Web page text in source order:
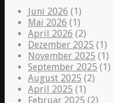
Juni 2026 (1)
Mai 2026 (1)
April 2026 (2)
Dezember 2025 (1)
November 2025 (1)
September 2025 (1)
August 2025 (2)
April 2025 (1)
Februar 2025 (2)